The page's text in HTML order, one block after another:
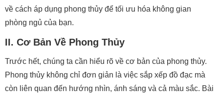
về cách áp dụng phong thủy để tối ưu hóa không gian
phòng ngủ của bạn.
II. Cơ Bản Về Phong Thủy
Trước hết, chúng ta cần hiểu rõ về cơ bản của phong thủy.
Phong thủy không chỉ đơn giản là việc sắp xếp đồ đạc mà
còn liên quan đến hướng nhìn, ánh sáng và cả màu sắc. Bài